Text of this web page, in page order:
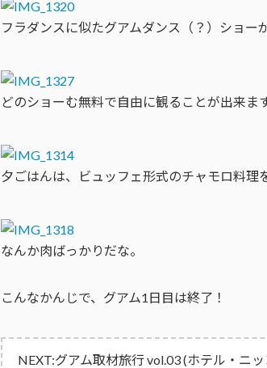
フラダンスに似たグアムダンス（？）ショー
どのショーむ無料で自由に観ることが出来ます
夕ごはんは、ビュッフェ形式のチャモロ料理
なんか肉ばっかりだな。
こんなかんじで、グアム1日目は終了！
NEXT:グアム取材旅行 vol.03 (ホテル・ニ